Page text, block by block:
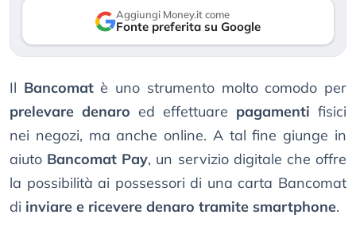
Aggiungi Money.it come
Fonte preferita su Google
Il Bancomatè uno strumento molto comodo per
prelevare denaro ed effettuare pagamenti fisici
nei negozi, ma anche online. A tal fine giunge in
aiuto Bancomat Pay, un servizio digitale che offre
la possibilità ai possessori di una carta Bancomat
di inviare e ricevere denaro tramite smartphone.